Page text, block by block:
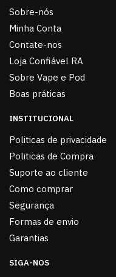
Sobre-nós
Minha Conta
Contate-nos
Loja Confiável RA
Sobre Vape e Pod
Boas práticas
INSTITUCIONAL
Politicas de privacidade
Politicas de Compra
Suporte ao cliente
Como comprar
Segurança
Formas de envio
Garantias
SIGA-NOS